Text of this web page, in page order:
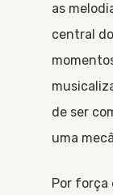
as
central
de ser
uma
Por força